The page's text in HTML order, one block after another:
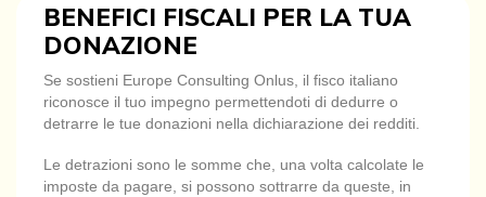
BENEFICI FISCALI PER LA TUA
DONAZIONE
Se sostieni Europe Consulting Onlus, il fisco italiano
riconosce il tuo impegno permettendoti di dedurre o
detrarre le tue donazioni nella dichiarazione dei redditi.
Le detrazioni sono le somme che, una volta calcolate le
imposte da pagare, si possono sottrarre da queste, in